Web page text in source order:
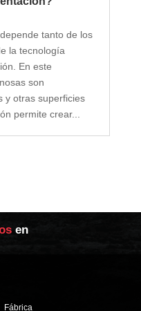
tanto de los
la tecnología
En este
son
y otras superficies
permite crear...
en
Fábrica